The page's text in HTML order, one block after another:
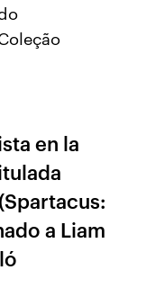
en la
a Liam